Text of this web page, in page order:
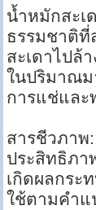
น้ำหมักสะเ
ธรรมชาติที่
สะเดาไปล้
ในปริมาณม
การแช่แล
สารชีวภาพ
ประสิทธิภา
เกิดผลกระ
ใช้ตามคำแ